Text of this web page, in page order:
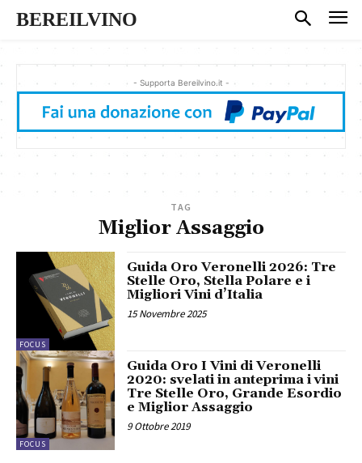
BEREILVINO
- Supporta Bereilvino.it -
TAG
Miglior Assaggio
FOCUS
Guida Oro Veronelli 2026: Tre
Stelle Oro, Stella Polare e i
Migliori Vini d’Italia
15 Novembre 2025
FOCUS
Guida Oro I Vini di Veronelli
2020: svelati in anteprima i vini
Tre Stelle Oro, Grande Esordio
e Miglior Assaggio
9 Ottobre 2019